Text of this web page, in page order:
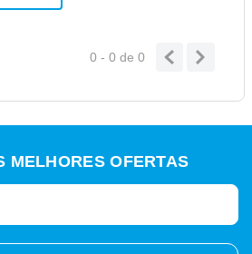
0 - 0 de 0
MELHORES OFERTAS